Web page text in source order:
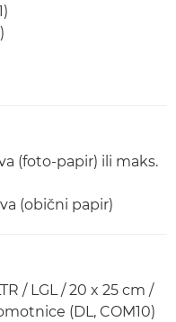
(foto-papir) ili maks.
(obični papir)
/ LGL / 20 x 25 cm /
(DL, COM10)